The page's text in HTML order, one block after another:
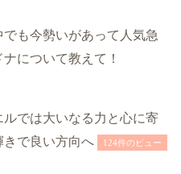
でも今勢いがあって人気急
ナについて教えて！
ルでは大いなる力と心に寄
きで良い方向へ
124件のビュー